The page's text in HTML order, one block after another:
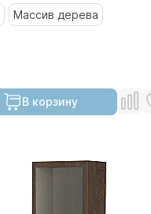
Массив дерева
В корзину